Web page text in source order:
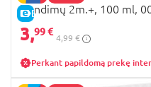
E-KAINA
įkandimų 2m.+, 100 ml,
3,99 €
4,99 €
Perkant papildomą prekę